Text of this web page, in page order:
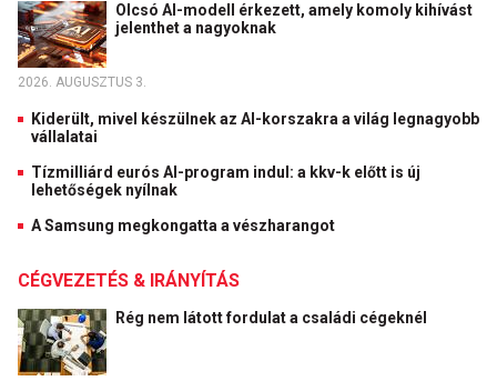
Olcsó AI-modell érkezett, amely komoly kihívást
jelenthet a nagyoknak
2026. AUGUSZTUS 3.
Kiderült, mivel készülnek az AI-korszakra a világ legnagyobb
vállalatai
Tízmilliárd eurós AI-program indul: a kkv-k előtt is új
lehetőségek nyílnak
A Samsung megkongatta a vészharangot
CÉGVEZETÉS & IRÁNYÍTÁS
Rég nem látott fordulat a családi cégeknél